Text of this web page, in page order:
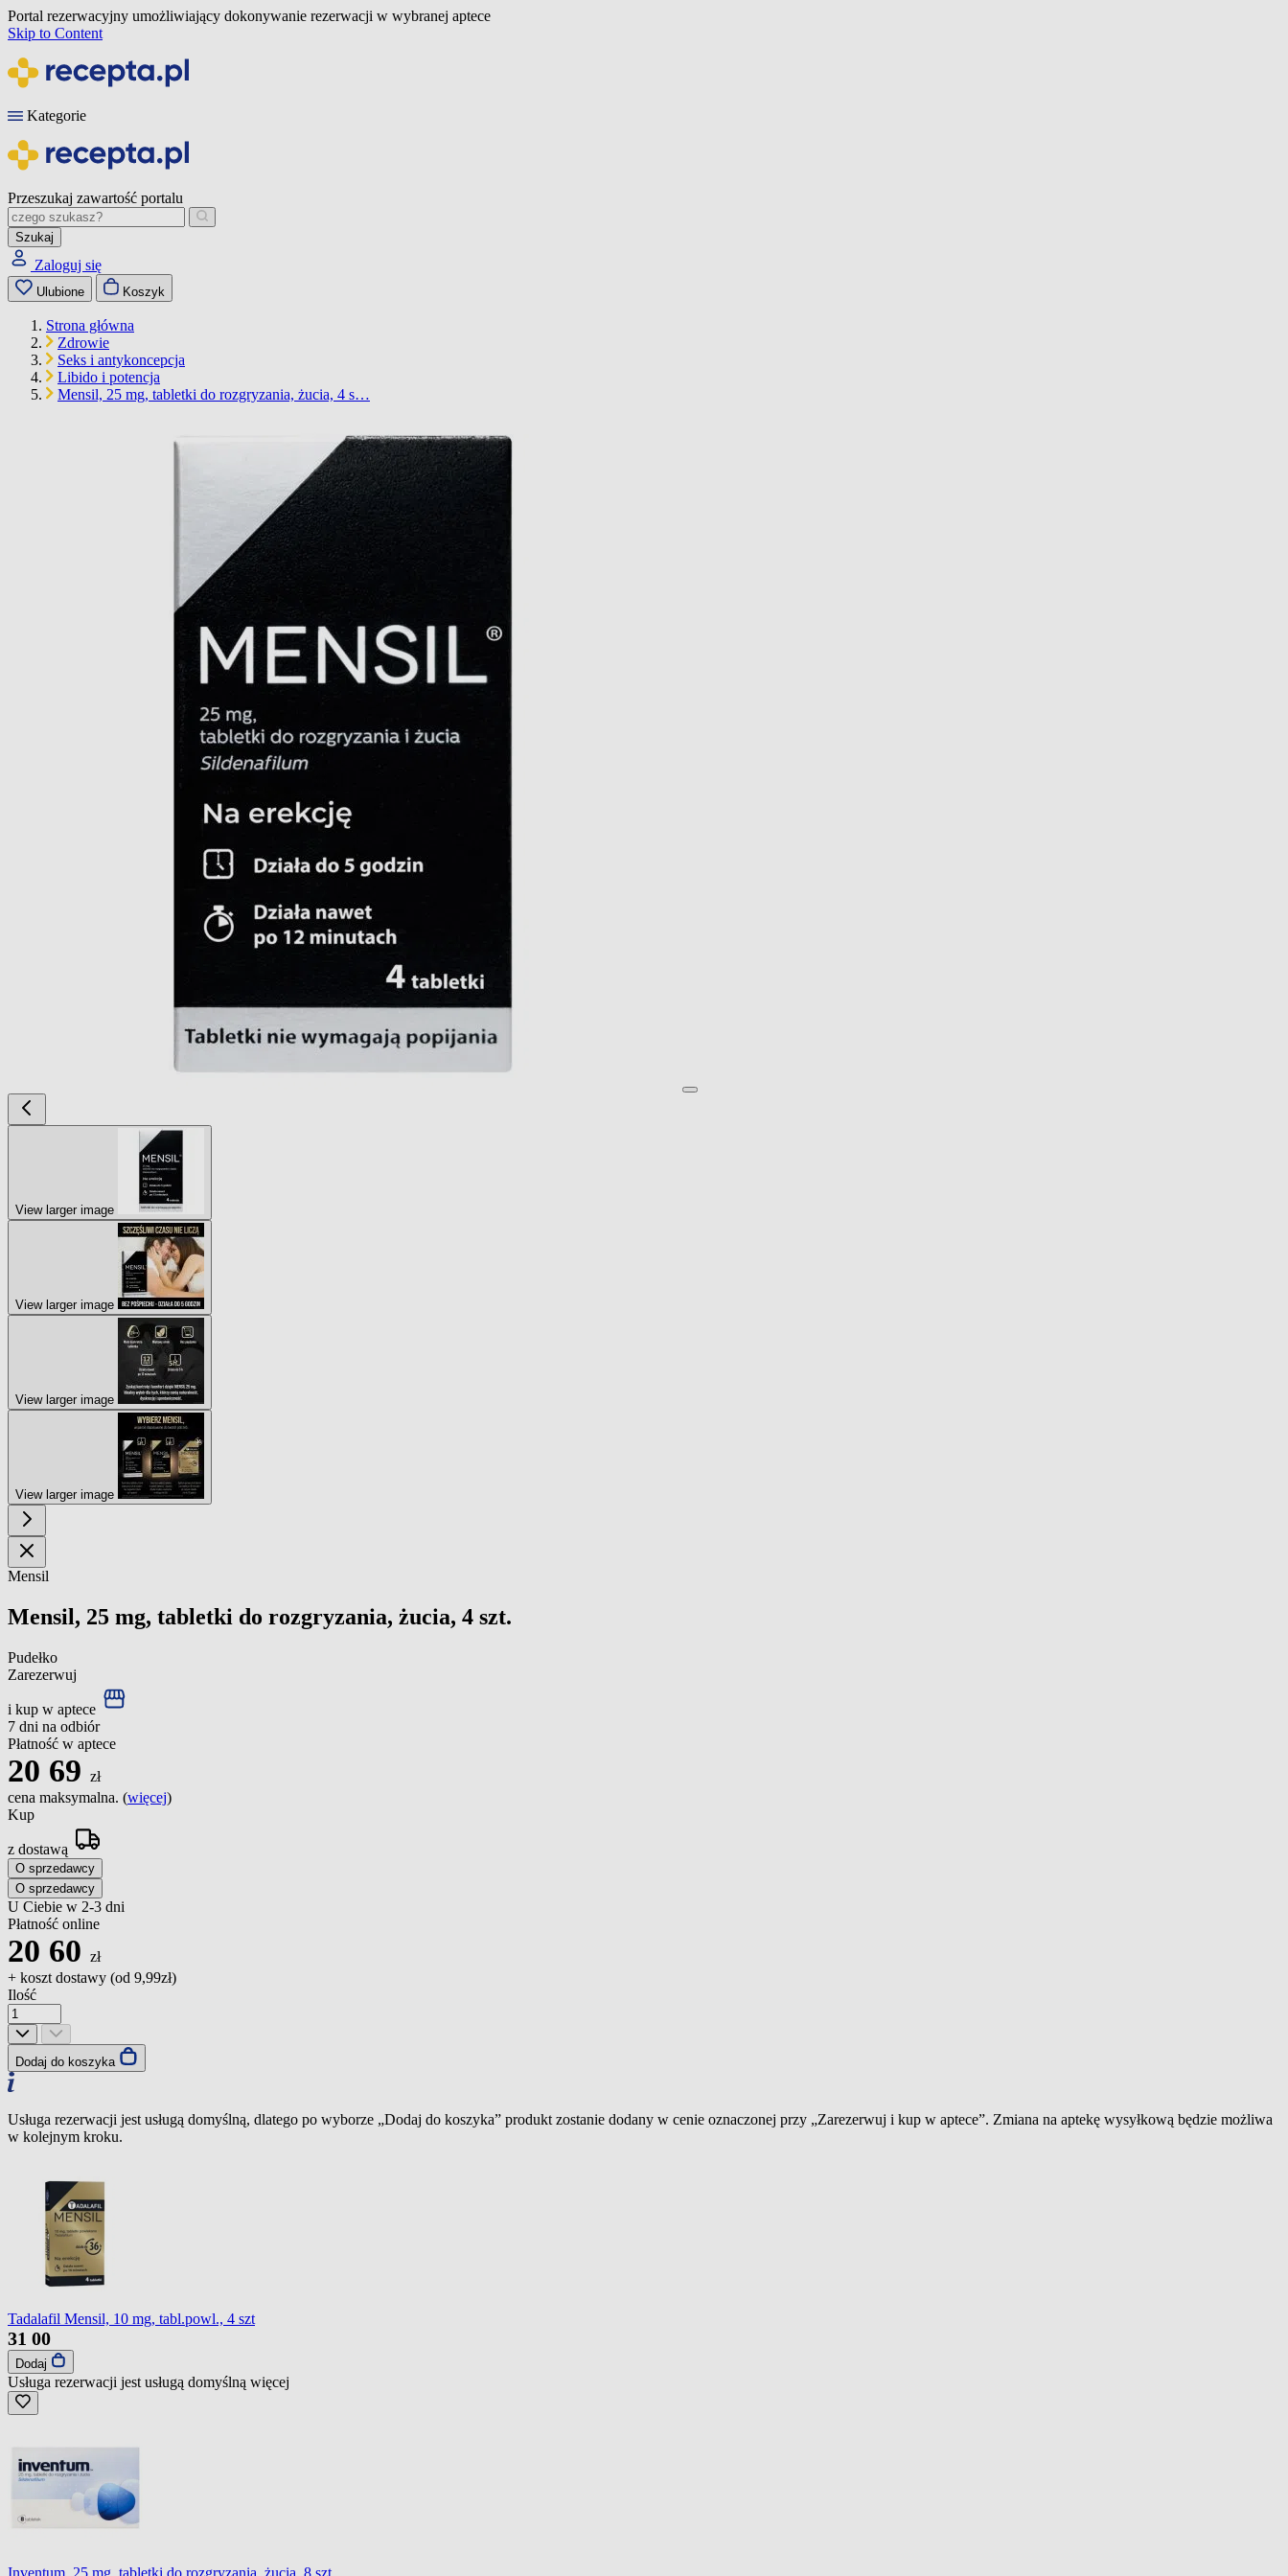
Portal rezerwacyjny umożliwiający dokonywanie rezerwacji w wybranej aptece
Skip to Content
Kategorie
Przeszukaj zawartość portalu
Szukaj
Zaloguj się
Ulubione Koszyk
Strona główna
Zdrowie
Seks i antykoncepcja
Libido i potencja
Mensil, 25 mg, tabletki do rozgryzania, żucia, 4 s…
View larger image
View larger image
View larger image
View larger image
Mensil
Mensil, 25 mg, tabletki do rozgryzania, żucia, 4 szt.
Pudełko
Zarezerwuj
i kup w aptece
7 dni na odbiór
Płatność w aptece
20 69 zł
cena maksymalna. (więcej)
Kup
z dostawą
O sprzedawcy
O sprzedawcy
U Ciebie w 2-3 dni
Płatność online
20 60 zł
+ koszt dostawy (od 9,99zł)
Ilość
Dodaj do koszyka
Usługa rezerwacji jest usługą domyślną, dlatego po wyborze „Dodaj do koszyka” produkt zostanie dodany w cenie oznaczonej przy „Zarezerwuj i kup w aptece”. Zmiana na aptekę wysyłkową będzie możliwa
w kolejnym kroku.
Tadalafil Mensil, 10 mg, tabl.powl., 4 szt
31 00
Dodaj
Usługa rezerwacji jest usługą domyślną więcej
Inventum, 25 mg, tabletki do rozgryzania, żucia, 8 szt.